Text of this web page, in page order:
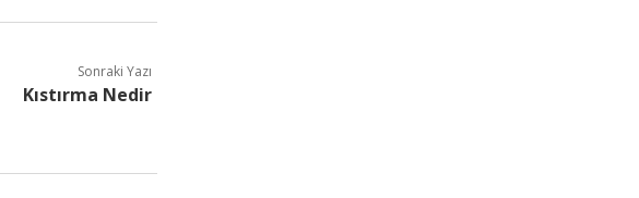
Sonraki Yazı
Kıstırma Nedir